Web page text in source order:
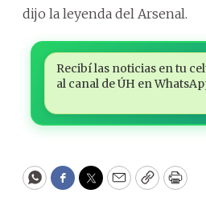
dijo la leyenda del Arsenal.
Recibí las noticias en tu
al canal de ÚH en
WhatsApp
Facebook
Twitter
EmailCopyPrint